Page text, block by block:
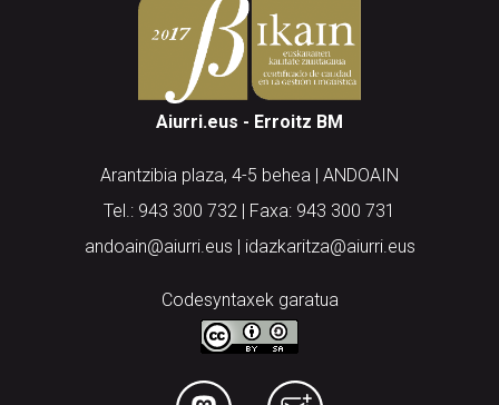
Aiurri.eus - Erroitz BM
Arantzibia plaza, 4-5 behea | ANDOAIN
Tel.: 943 300 732 | Faxa: 943 300 731
andoain@aiurri.eus | idazkaritza@aiurri.eus
Codesyntaxek garatua